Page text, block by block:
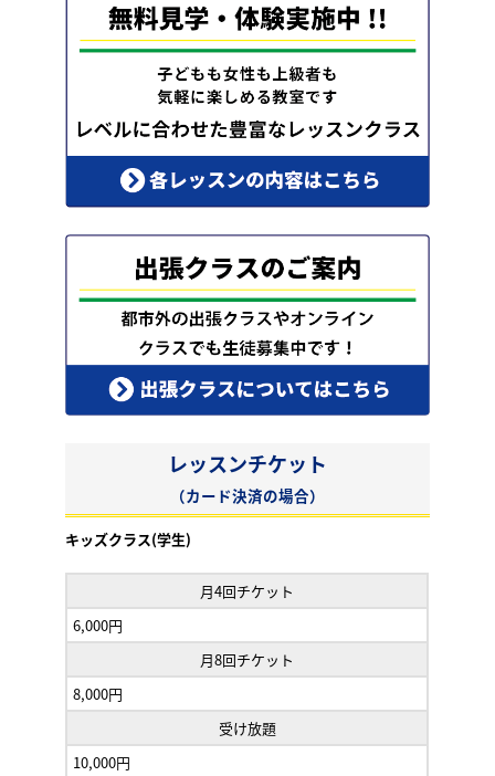
レッスンチケット
（カード決済の場合）
キッズクラス(学生)
月4回チケット
6,000円
月8回チケット
8,000円
受け放題
10,000円